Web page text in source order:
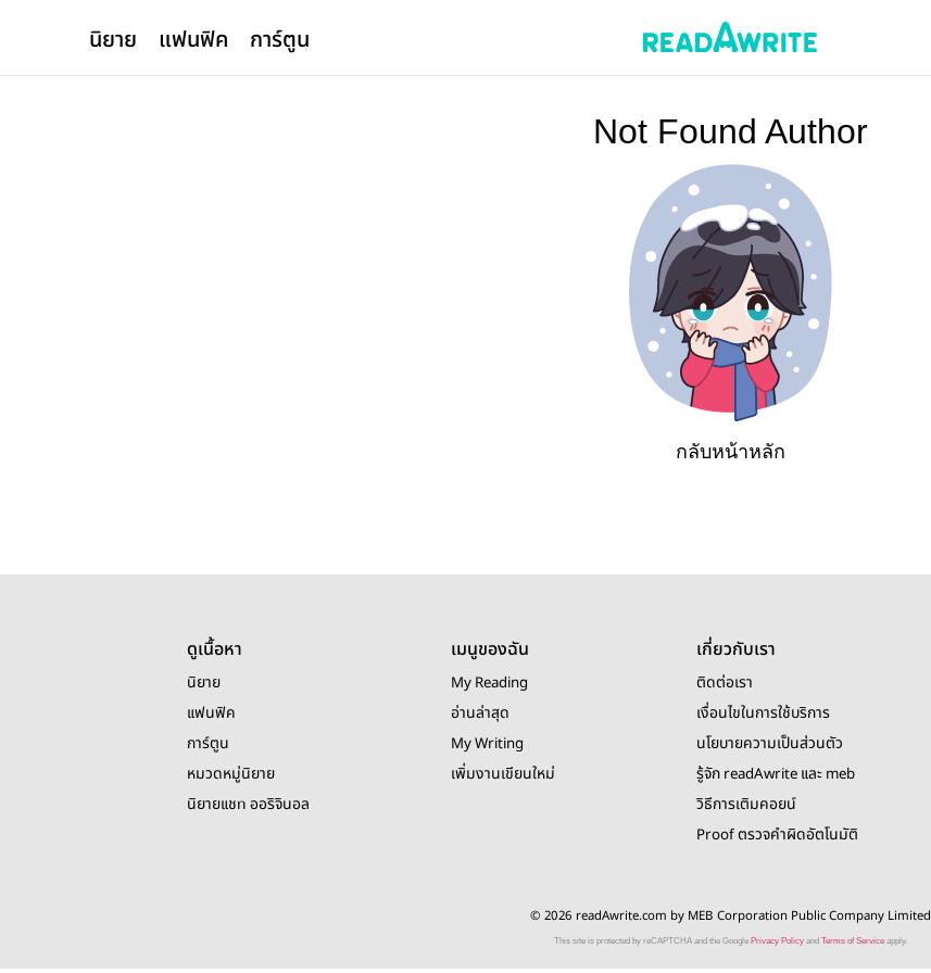
นิยาย แฟนฟิค การ์ตูน
Not Found Author
กลับหน้าหลัก
ดูเนื้อหา
นิยาย
แฟนฟิค
การ์ตูน
หมวดหมู่นิยาย
นิยายแชท ออริจินอล
เมนูของฉัน
My Reading
อ่านล่าสุด
My Writing
เพิ่มงานเขียนใหม่
เกี่ยวกับเรา
ติดต่อเรา
เงื่อนไขในการใช้บริการ
นโยบายความเป็นส่วนตัว
รู้จัก readAwrite และ meb
วิธีการเติมคอยน์
Proof ตรวจคำผิดอัตโนมัติ
© 2026 readAwrite.com by MEB Corporation Public Company Limited
This site is protected by reCAPTCHA and the Google Privacy Policyand Terms of Serviceapply.